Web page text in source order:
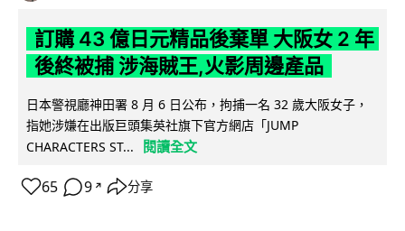
訂購 43 億日元精品後棄單 大阪女 2 年
後終被捕 涉海賊王,火影周邊產品
日本警視廳神田署 8 月 6 日公布，拘捕一名 32 歲大阪女子，
指她涉嫌在出版巨頭集英社旗下官方網店「JUMP
CHARACTERS ST...
閱讀全文
65 9 ↗ 分享